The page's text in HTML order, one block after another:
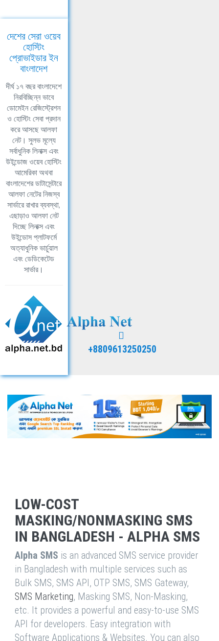
দেশের সেরা ওয়েব
হোস্টিং
প্রোভাইডার ইন
বাংলাদেশ
দীর্ঘ ১৭ বছর বাংলাদেশে
নিরবিচ্ছিন্ন ভাবে
ডোমেইন রেজিস্ট্রেশন
ও হোস্টিং সেবা প্রদান
করে আসছে আলফা
নেট। সুলভ মূল্যে
সর্বাধুনিক লিনাক্স এবং
উইন্ডোজ ওয়েব হোস্টিং
আমেরিকা অথবা
বাংলাদেশের ডাটাসেন্টারে
আলফা নেটের নিজস্ব
সার্ভারে রাখার ব্যবস্থা,
এছাড়াও আলফা নেট
দিচ্ছে লিনাক্স এবং
উইন্ডোস প্লাটফর্মে
অত্যাধুনিক ভার্চুয়াল
এবং ডেডিকেটেড
সার্ভার।
+8809613250250
LOW-COST
MASKING/NONMASKING SMS
IN BANGLADESH - ALPHA SMS
Alpha SMS is an advanced SMS service provider
in Bangladesh with multiple services such as
Bulk SMS, SMS API, OTP SMS, SMS Gateway,
SMS Marketing, Masking SMS, Non-Masking,
etc. It provides a powerful and easy-to-use SMS
API for developers. Easy integration with
Software Applications & Websites. You can also